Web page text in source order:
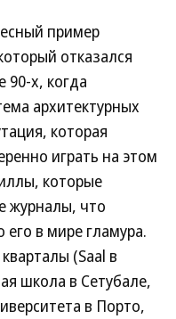
пример
отказался
90-х, когда
архитектурных
которая
играть на этом
которые
журналы, что
в мире гламура.
(Saal в
школа в Сетубале,
в Порто,